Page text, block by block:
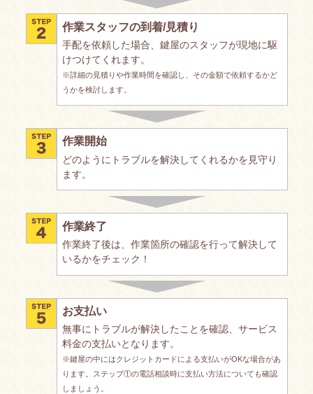
作業スタッフの到着/見積り
手配を依頼した場合、鍵屋のスタッフが現地に駆
けつけてくれます。
※詳細の見積りや作業時間を確認し、その金額で依頼するかど
うかを検討します。
作業開始
どのようにトラブルを解決してくれるかを見守り
ます。
作業終了
作業終了後は、作業箇所の確認を行って解決して
いるかをチェック！
お支払い
無事にトラブルが解決したことを確認、サービス
料金の支払いとなります。
※鍵屋の中にはクレジットカードによる支払いがOKな場合があ
ります。ステップ①の電話相談時に支払い方法についても確認
しましょう。